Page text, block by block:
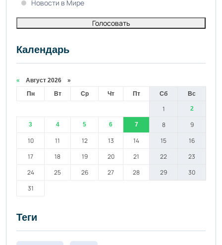
Новости в Мире
Голосовать
Календарь
« Август 2026 »
Пн
Вт Ср Чт Пт Сб Вс
1 2
3 4 5 6 7 8
9
10
11 12 13 14 15
16
17
18 19 20 21 22
23
24
25 26 27 28 29
30
31
Теги